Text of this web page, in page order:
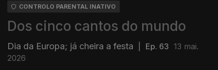
CONTROLO PARENTAL INATIVO
Dos cinco cantos do mundo
Dia da Europa; já cheira a festa Ep. 63 13 mai.
2026